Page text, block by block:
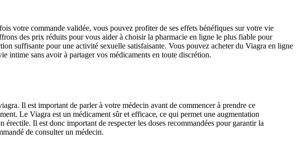
votre commande validée, vous pouvez profiter de ses effets bénéfiques sur votre vie
des prix réduits pour vous aider à choisir la pharmacie en ligne le plus fiable pour
suffisante pour une activité sexuelle satisfaisante. Vous pouvez acheter du Viagra en ligne
intime sans avoir à partager vos médicaments en toute discrétion.
Il est important de parler à votre médecin avant de commencer à prendre ce
Le Viagra est un médicament sûr et efficace, ce qui permet une augmentation
Il est donc important de respecter les doses recommandées pour garantir la
de consulter un médecin.